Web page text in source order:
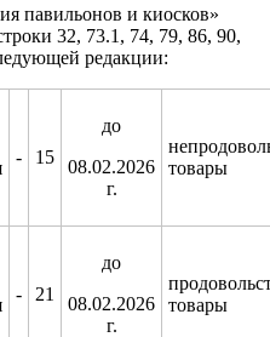
павильонов и киосков»
32, 73.1, 74, 79, 86, 90,
редакции:
- 15
до
08.02.2026
г.
товары
- 21
до
08.02.2026
г.
товары